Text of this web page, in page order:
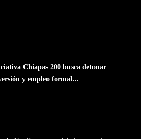
Chiapas 200 busca detonar
y empleo formal...